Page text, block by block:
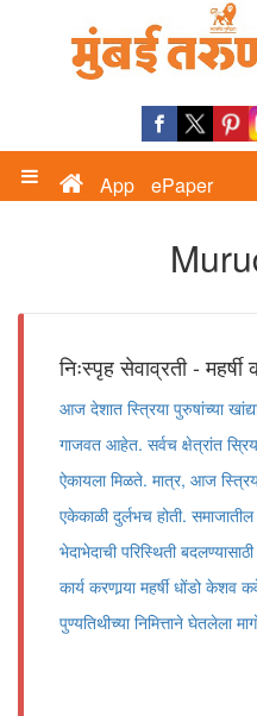
App ePaper
निःस्पृह सेवाव्रती - महर्षी
आज देशात स्त्रिया पुरुषांच्या
गाजवत आहेत. सर्वच क्षेत्रांत
ऐकायला मिळते. मात्र, आज
एकेकाळी दुर्लभच होती.
भेदाभेदाची परिस्थिती
कार्य करणार्‍या महर्षी धोंडो केशव
पुण्यतिथीच्या निमित्ताने घेतलेला